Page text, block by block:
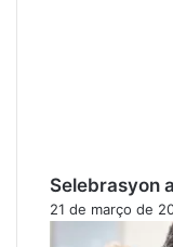
Selebrasyon
21 de março de